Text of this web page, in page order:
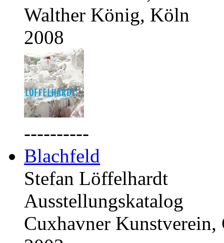
Walther König, Köln
2008
----------
Blachfeld
Stefan Löffelhardt
Ausstellungskatalog
Cuxhavner Kunstverein,